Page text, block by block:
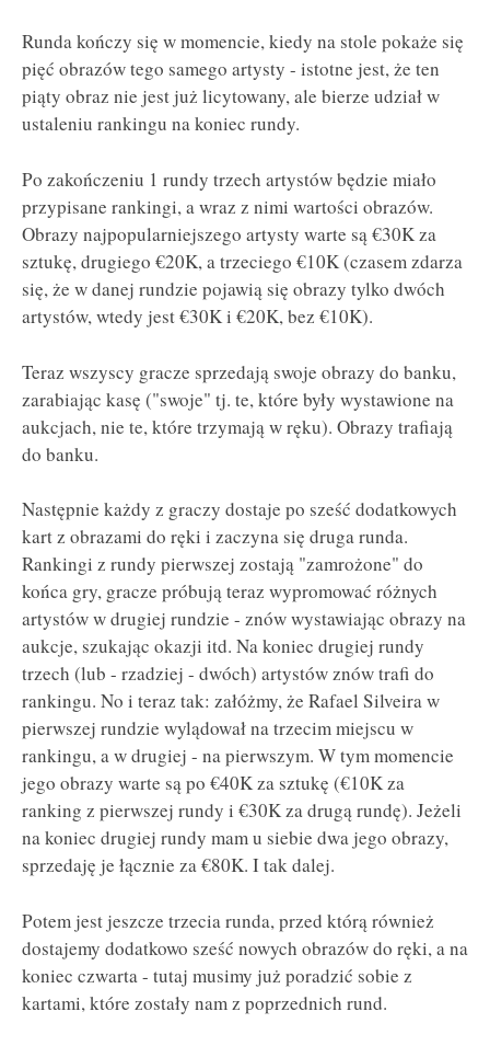
Runda kończy się w momencie, kiedy na stole pokaże się
pięć obrazów tego samego artysty - istotne jest, że ten
piąty obraz nie jest już licytowany, ale bierze udział w
ustaleniu rankingu na koniec rundy.
Po zakończeniu 1 rundy trzech artystów będzie miało
przypisane rankingi, a wraz z nimi wartości obrazów.
Obrazy najpopularniejszego artysty warte są €30K za
sztukę, drugiego €20K, a trzeciego €10K (czasem zdarza
się, że w danej rundzie pojawią się obrazy tylko dwóch
artystów, wtedy jest €30K i €20K, bez €10K).
Teraz wszyscy gracze sprzedają swoje obrazy do banku,
zarabiając kasę ("swoje" tj. te, które były wystawione na
aukcjach, nie te, które trzymają w ręku). Obrazy trafiają
do banku.
Następnie każdy z graczy dostaje po sześć dodatkowych
kart z obrazami do ręki i zaczyna się druga runda.
Rankingi z rundy pierwszej zostają "zamrożone" do
końca gry, gracze próbują teraz wypromować różnych
artystów w drugiej rundzie - znów wystawiając obrazy na
aukcje, szukając okazji itd. Na koniec drugiej rundy
trzech (lub - rzadziej - dwóch) artystów znów trafi do
rankingu. No i teraz tak: załóżmy, że Rafael Silveira w
pierwszej rundzie wylądował na trzecim miejscu w
rankingu, a w drugiej - na pierwszym. W tym momencie
jego obrazy warte są po €40K za sztukę (€10K za
ranking z pierwszej rundy i €30K za drugą rundę). Jeżeli
na koniec drugiej rundy mam u siebie dwa jego obrazy,
sprzedaję je łącznie za €80K. I tak dalej.
Potem jest jeszcze trzecia runda, przed którą również
dostajemy dodatkowo sześć nowych obrazów do ręki, a na
koniec czwarta - tutaj musimy już poradzić sobie z
kartami, które zostały nam z poprzednich rund.